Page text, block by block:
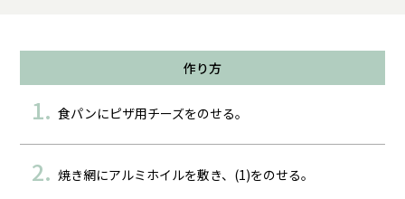
作り方
食パンにピザ用チーズをのせる。
焼き網にアルミホイルを敷き、(1)をのせる。